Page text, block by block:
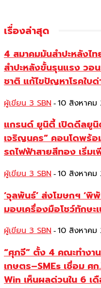
เรื่องล่าสุด
4 สมาคมมันสำปะหลังไ
สำปะหลังขั้นรุนแรง วอ
ชาติ แก้ไขปัญหาโรคใ
ผู้เขียน 3 SBN - 10 สิงหาคม
แกรนด์ ยูนิตี้ เปิดดีลยูนิ
เจริญนคร” คอนโดพร้อ
รถไฟฟ้าสายสีทอง เริ่ม
ผู้เขียน 3 SBN - 10 สิงหาคม
‘จุลพันธ์’ ส่งโฆษกฯ ‘
มอบเครื่องมือโชว์ทักษะ
ผู้เขียน 3 SBN - 10 สิงหาคม
“ศุภจี” ตั้ง 4 คณะทำงา
เกษตร–SMEs เชื่อม ศ
Win เห็นผลด่วนใน 6 เ